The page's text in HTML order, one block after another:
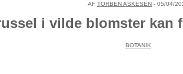
AF TORBEN ASKESEN - 05/04/
i vilde blomster kan
BOTANIK